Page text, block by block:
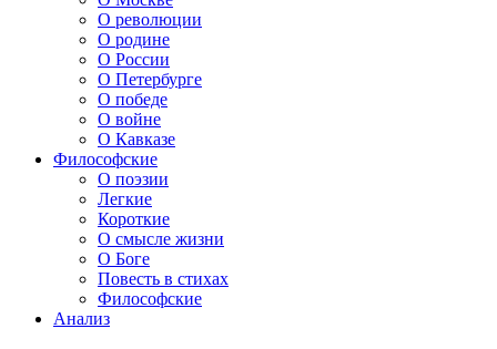
О революции
О родине
О России
О Петербурге
О победе
О войне
О Кавказе
Философские
О поэзии
Легкие
Короткие
О смысле жизни
О Боге
Повесть в стихах
Философские
Анализ